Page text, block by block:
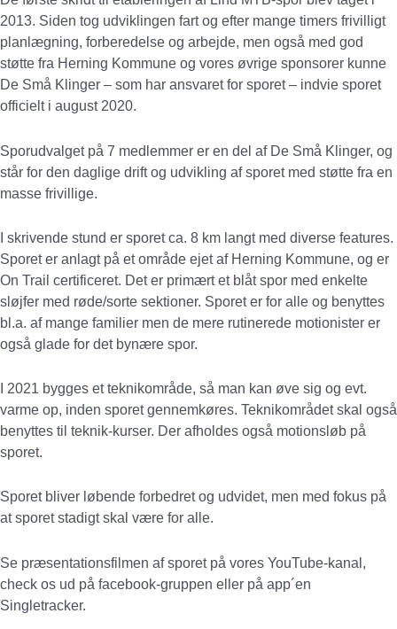
2013. Siden tog udviklingen fart og efter mange timers frivilligt
planlægning, forberedelse og arbejde, men også med god
støtte fra Herning Kommune og vores øvrige sponsorer kunne
De Små Klinger – som har ansvaret for sporet – indvie sporet
officielt i august 2020.
Sporudvalget på 7 medlemmer er en del af De Små Klinger, og
står for den daglige drift og udvikling af sporet med støtte fra en
masse frivillige.
I skrivende stund er sporet ca. 8 km langt med diverse features.
Sporet er anlagt på et område ejet af Herning Kommune, og er
On Trail certificeret. Det er primært et blåt spor med enkelte
sløjfer med røde/sorte sektioner. Sporet er for alle og benyttes
bl.a. af mange familier men de mere rutinerede motionister er
også glade for det bynære spor.
I 2021 bygges et teknikområde, så man kan øve sig og evt.
varme op, inden sporet gennemkøres. Teknikområdet skal også
benyttes til teknik-kurser. Der afholdes også motionsløb på
sporet.
Sporet bliver løbende forbedret og udvidet, men med fokus på
at sporet stadigt skal være for alle.
Se præsentationsfilmen af sporet på vores YouTube-kanal,
check os ud på facebook-gruppen eller på app´en
Singletracker.